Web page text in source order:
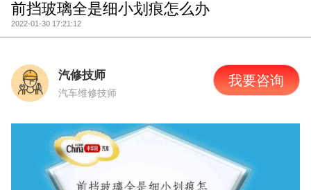
前挡玻璃全是细小划痕怎么办
2022-01-30 17:21:12
汽修技师
汽车维修技师
我要咨询